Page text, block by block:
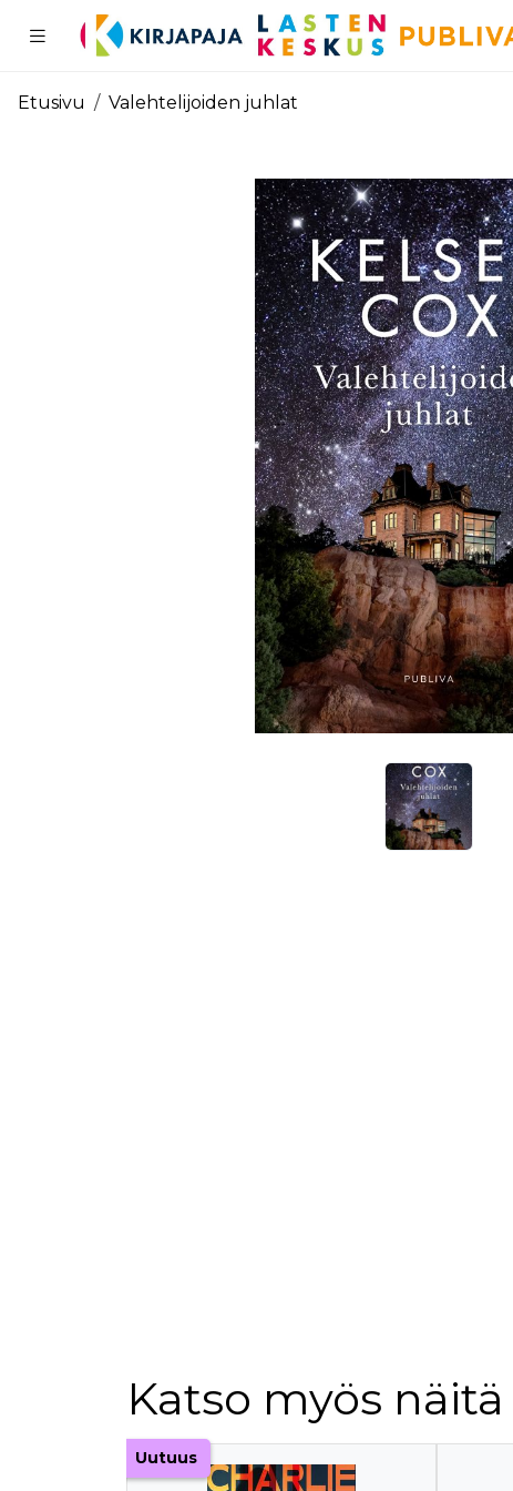
Etusivu Valehtelijoiden juhlat
Katso myös
Tuoteluettelon alku
Uutuus